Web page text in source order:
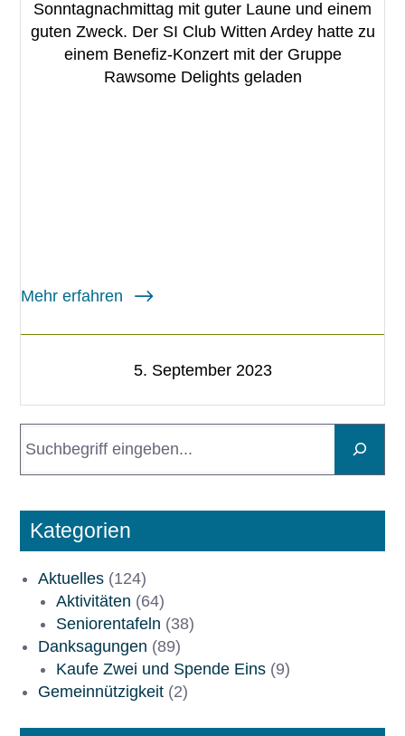
Sonntagnachmittag mit guter Laune und einem
guten Zweck. Der SI Club Witten Ardey hatte zu
einem Benefiz-Konzert mit der Gruppe
Rawsome Delights geladen
Mehr erfahren
5. September 2023
u
c
Kategorien
Aktuelles(124)
Aktivitäten (64)
Seniorentafeln (38)
Danksagungen (89)
Kaufe Zwei und Spende Eins(9)
Gemeinnützigkeit(2)